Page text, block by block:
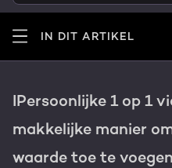
Content & design
WEBSITE SERVICES
Awards
PORTAL REVIEW
Haal alles uit
Gratis portal scan
IN DIT ARTIKEL
IPersoonlijke 1 op 1
makkelijke manier
waarde toe te